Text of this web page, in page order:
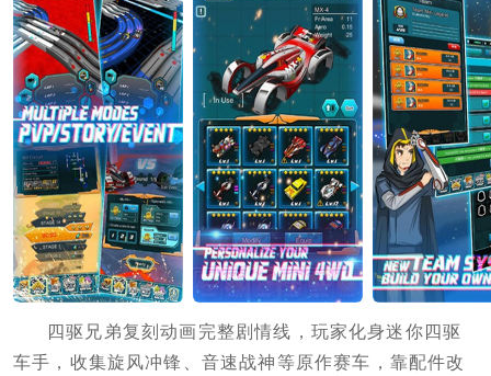
四驱兄弟复刻动画完整剧情线，玩家化身迷你四驱
车手，收集旋风冲锋、音速战神等原作赛车，靠配件改